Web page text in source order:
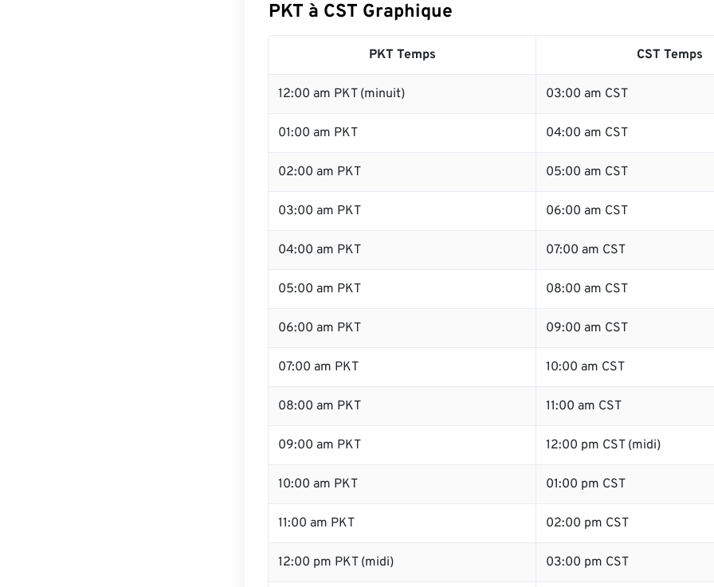
PKT à CST Graphique
PKT Temps CST Temps
12:00 am PKT (minuit) 03:00 am CST
01:00 am PKT 04:00 am CST
02:00 am PKT 05:00 am CST
03:00 am PKT 06:00 am CST
04:00 am PKT 07:00 am CST
05:00 am PKT 08:00 am CST
06:00 am PKT 09:00 am CST
07:00 am PKT 10:00 am CST
08:00 am PKT 11:00 am CST
09:00 am PKT 12:00 pm CST (midi)
10:00 am PKT 01:00 pm CST
11:00 am PKT 02:00 pm CST
12:00 pm PKT (midi) 03:00 pm CST